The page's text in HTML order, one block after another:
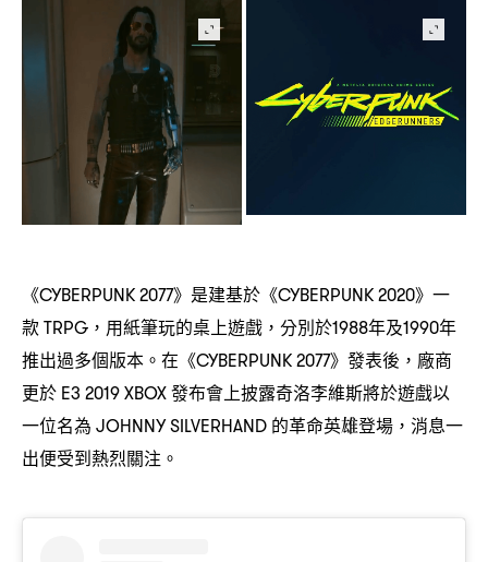
《CYBERPUNK 2077》是建基於《CYBERPUNK 2020》一
款 TRPG， 用紙筆玩的桌上遊戲 ， 分別於1988年及1990年
推出過多個版本。在《CYBERPUNK 2077》發表後 ， 廠商
更於 E3 2019 XBOX發布會上披露奇洛李維斯將於遊戲以
一位名為 JOHNNY SILVERHAND 的革命英雄登場 ， 消息一
出便受到熱烈關注。